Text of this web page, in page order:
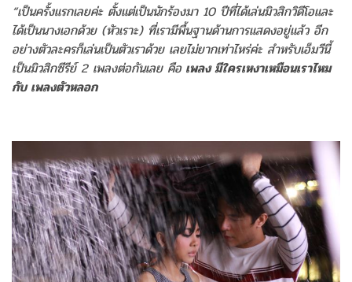
“เป็นครั้งแรกเลยค่ะ ตั้งแต่เป็นนักร้องมา 10 ปีที่ได้เล่นมิวสิกวิดีโอและ
ได้เป็นนางเอกด้วย (หัวเราะ) ที่เรามีพื้นฐานด้านการแสดงอยู่แล้ว อีก
อย่างตัวละครก็เล่นเป็นตัวเราด้วย เลยไม่ยากเท่าไหร่ค่ะ สำหรับเอ็มวีนี้
เป็นมิวสิกซีรีย์ 2 เพลงต่อกันเลย คือเพลง มีใครเหงาเหมือนเราไหม
กับ เพลงตัวหลอก